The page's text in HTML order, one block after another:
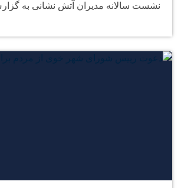
نشست سالانه مدیران آتش نشانی به